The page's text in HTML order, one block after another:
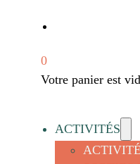
0
Votre panier est
ACTIVITÉS